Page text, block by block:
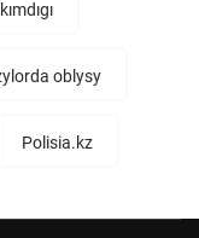
oblysy
Polisia.kz